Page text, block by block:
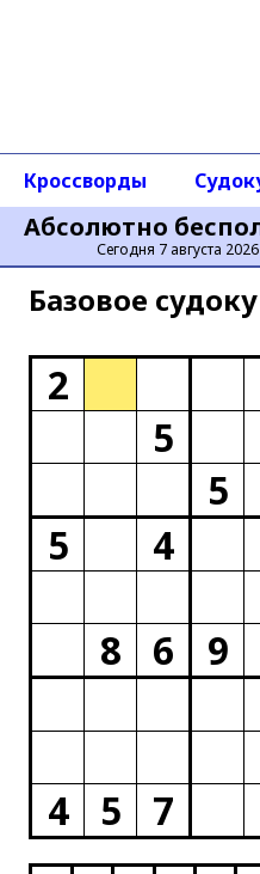
Абсолютно
Сегодня 7 августа
Кроссворды
Базовое
2
5
5
5
4
8
6 9
4
5 7